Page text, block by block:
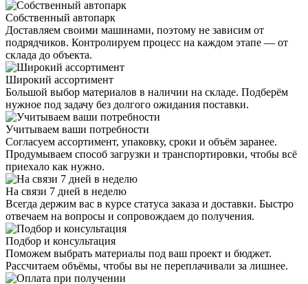
Собственный автопарк
Доставляем своими машинами, поэтому не зависим от
подрядчиков. Контролируем процесс на каждом этапе — от
склада до объекта.
Широкий ассортимент
Большой выбор материалов в наличии на складе. Подберём
нужное под задачу без долгого ожидания поставки.
Учитываем ваши потребности
Согласуем ассортимент, упаковку, сроки и объём заранее.
Продумываем способ загрузки и транспортировки, чтобы всё
приехало как нужно.
На связи 7 дней в неделю
Всегда держим вас в курсе статуса заказа и доставки. Быстро
отвечаем на вопросы и сопровождаем до получения.
Подбор и консультация
Поможем выбрать материалы под ваш проект и бюджет.
Рассчитаем объёмы, чтобы вы не переплачивали за лишнее.